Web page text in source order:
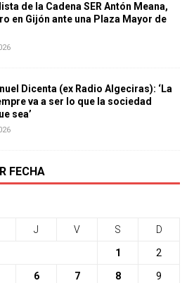
de la Cadena SER Antón Meana,
en Gijón ante una Plaza Mayor de
Dicenta (ex Radio Algeciras): ‘La
va a ser lo que la sociedad
sea’
FECHA
J V S D
1 2
6 7 8 9